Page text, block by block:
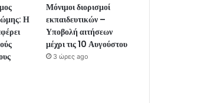
Η
Μόνιμοι διορισμοί
εκπαιδευτικών –
Υποβολή αιτήσεων
μέχρι τις 10 Αυγούστου
3 ώρες ago